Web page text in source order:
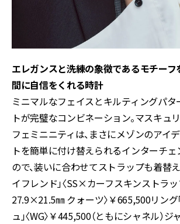
エレガンスと洗練の象徴であるモチーフ
間に自信をくれる時計
ミニマルなフェイスとキルティングパタ
トが完璧なコンビネーション。マスキュ
フェミニニティは、まさにメゾンのアイ
トを簡単に付け替えられるインターチ
ので、装いに合わせてストラップも着替え
イフレンド」〈SS×カーフスキンストラ
27.9×21.5㎜ クォーツ〉￥665,500リング
ュ」〈WG〉￥445,500（ともにシャネル）ジ